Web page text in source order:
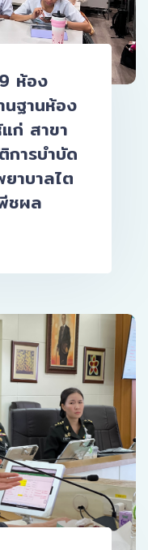
ห้อง
นฐานห้อง
ก่ สาขา
การบำบัด
าบาลไต
ชผล